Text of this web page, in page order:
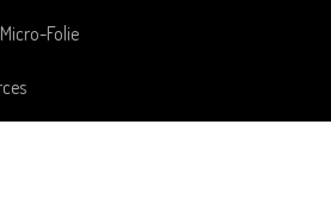
Micro-Folie